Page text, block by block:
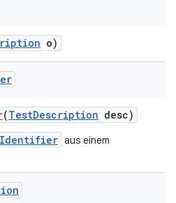
o)
(TestDescription desc)
aus einem